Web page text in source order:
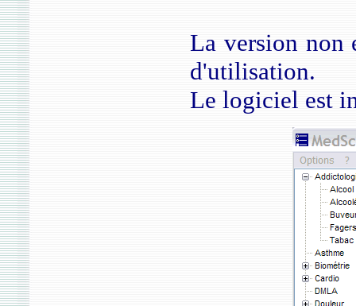
La version non
d'utilisation.
Le logiciel est